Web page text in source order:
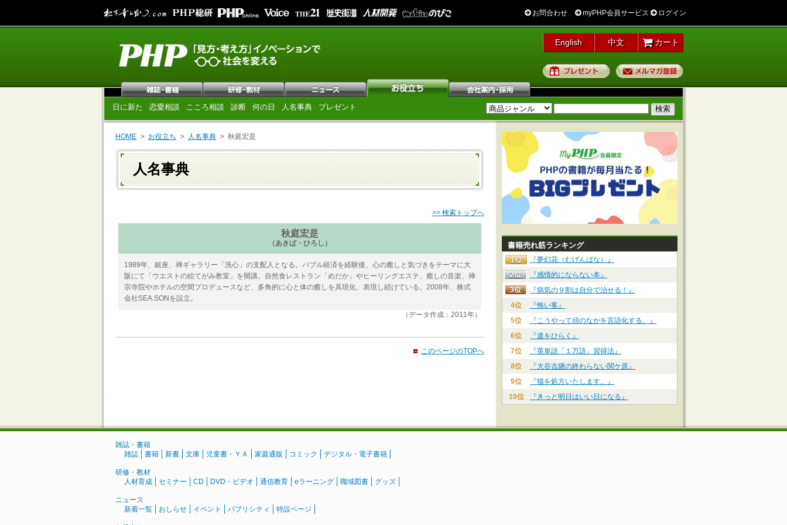
お問合わせ myPHP会員サービス ログイン
English 中文 カート
プレゼント
日に新た 恋愛相談 こころ相談 診断 何の日 人名事典 プレゼント
HOME お役立ち 人名事典 秋庭宏是
人名事典
>> 検索トップへ
秋庭宏是
（あきば・ひろし）
1989年、銀座、禅ギャラリー「洗心」の支配人となる。バブル経済を経験後、心の癒しと気づきをテーマに大
阪にて「ウエストの絵てがみ教室」を開講。自然食レストラン「めだか」やヒーリングエステ、癒しの音楽、禅
宗寺院やホテルの空間プロデュースなど、多角的に心と体の癒しを具現化、表現し続けている。2008年、株式
会社SEA.SONを設立。
（データ作成：2011年）
このページのTOPへ
書籍売れ筋ランキング
『夢幻花（むげんばな）』
『感情的にならない本』
『病気の９割は自分で治せる！』
4位
『怖い客』
5位
『こうやって頭のなかを言語化する。』
6位
『道をひらく』
7位
『英単語「１万語」習得法』
8位
『大谷吉継の終わらない関ケ原』
9位
『猫を処方いたします。』
10位
『きっと明日はいい日になる』
雑誌・書籍
雑誌
書籍 新書 文庫 児童書・ＹＡ 家庭通販 コミック デジタル・電子書籍
研修・教材
人材育成
セミナー CD DVD・ビデオ 通信教育 eラーニング 職域図書 グッズ
ニュース
新着一覧
おしらせ イベント パブリシティ 特設ページ